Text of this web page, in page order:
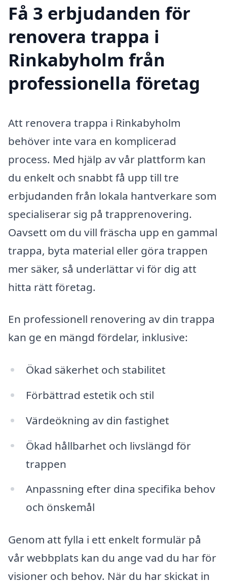
Få 3 erbjudanden för
renovera trappa i
Rinkabyholm från
professionella företag
Att renovera trappa i Rinkabyholm
behöver inte vara en komplicerad
process. Med hjälp av vår plattform kan
du enkelt och snabbt få upp till tre
erbjudanden från lokala hantverkare som
specialiserar sig på trapprenovering.
Oavsett om du vill fräscha upp en gammal
trappa, byta material eller göra trappen
mer säker, så underlättar vi för dig att
hitta rätt företag.
En professionell renovering av din trappa
kan ge en mängd fördelar, inklusive:
Ökad säkerhet och stabilitet
Förbättrad estetik och stil
Värdeökning av din fastighet
Ökad hållbarhet och livslängd för
trappen
Anpassning efter dina specifika behov
och önskemål
Genom att fylla i ett enkelt formulär på
vår webbplats kan du ange vad du har för
visioner och behov. När du har skickat in